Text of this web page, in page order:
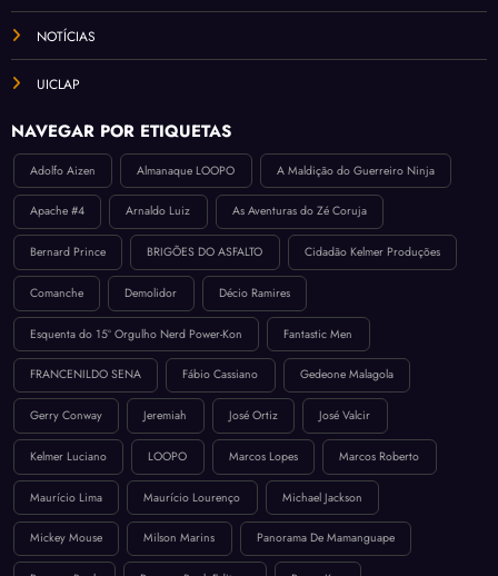
NOTÍCIAS
UICLAP
NAVEGAR POR ETIQUETAS
Adolfo Aizen Almanaque LOOPO A Maldição do Guerreiro Ninja
Apache #4 Arnaldo Luiz As Aventuras do Zé Coruja
Bernard Prince BRIGÕES DO ASFALTO Cidadão Kelmer Produções
Comanche Demolidor Décio Ramires
Esquenta do 15º Orgulho Nerd Power-Kon Fantastic Men
FRANCENILDO SENA Fábio Cassiano Gedeone Malagola
Gerry Conway Jeremiah José Ortiz José Valcir
Kelmer Luciano LOOPO Marcos Lopes Marcos Roberto
Maurício Lima Maurício Lourenço Michael Jackson
Mickey Mouse Milson Marins Panorama De Mamanguape